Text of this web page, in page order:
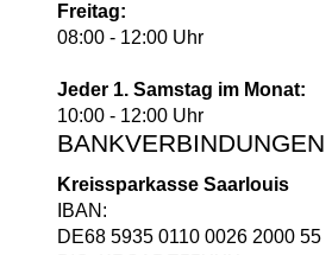
Freitag:
08:00 - 12:00 Uhr
Jeder 1. Samstag im Monat:
10:00 - 12:00 Uhr
BANKVERBINDUNGEN
Kreissparkasse Saarlouis
IBAN:
DE68 5935 0110 0026 2000 55